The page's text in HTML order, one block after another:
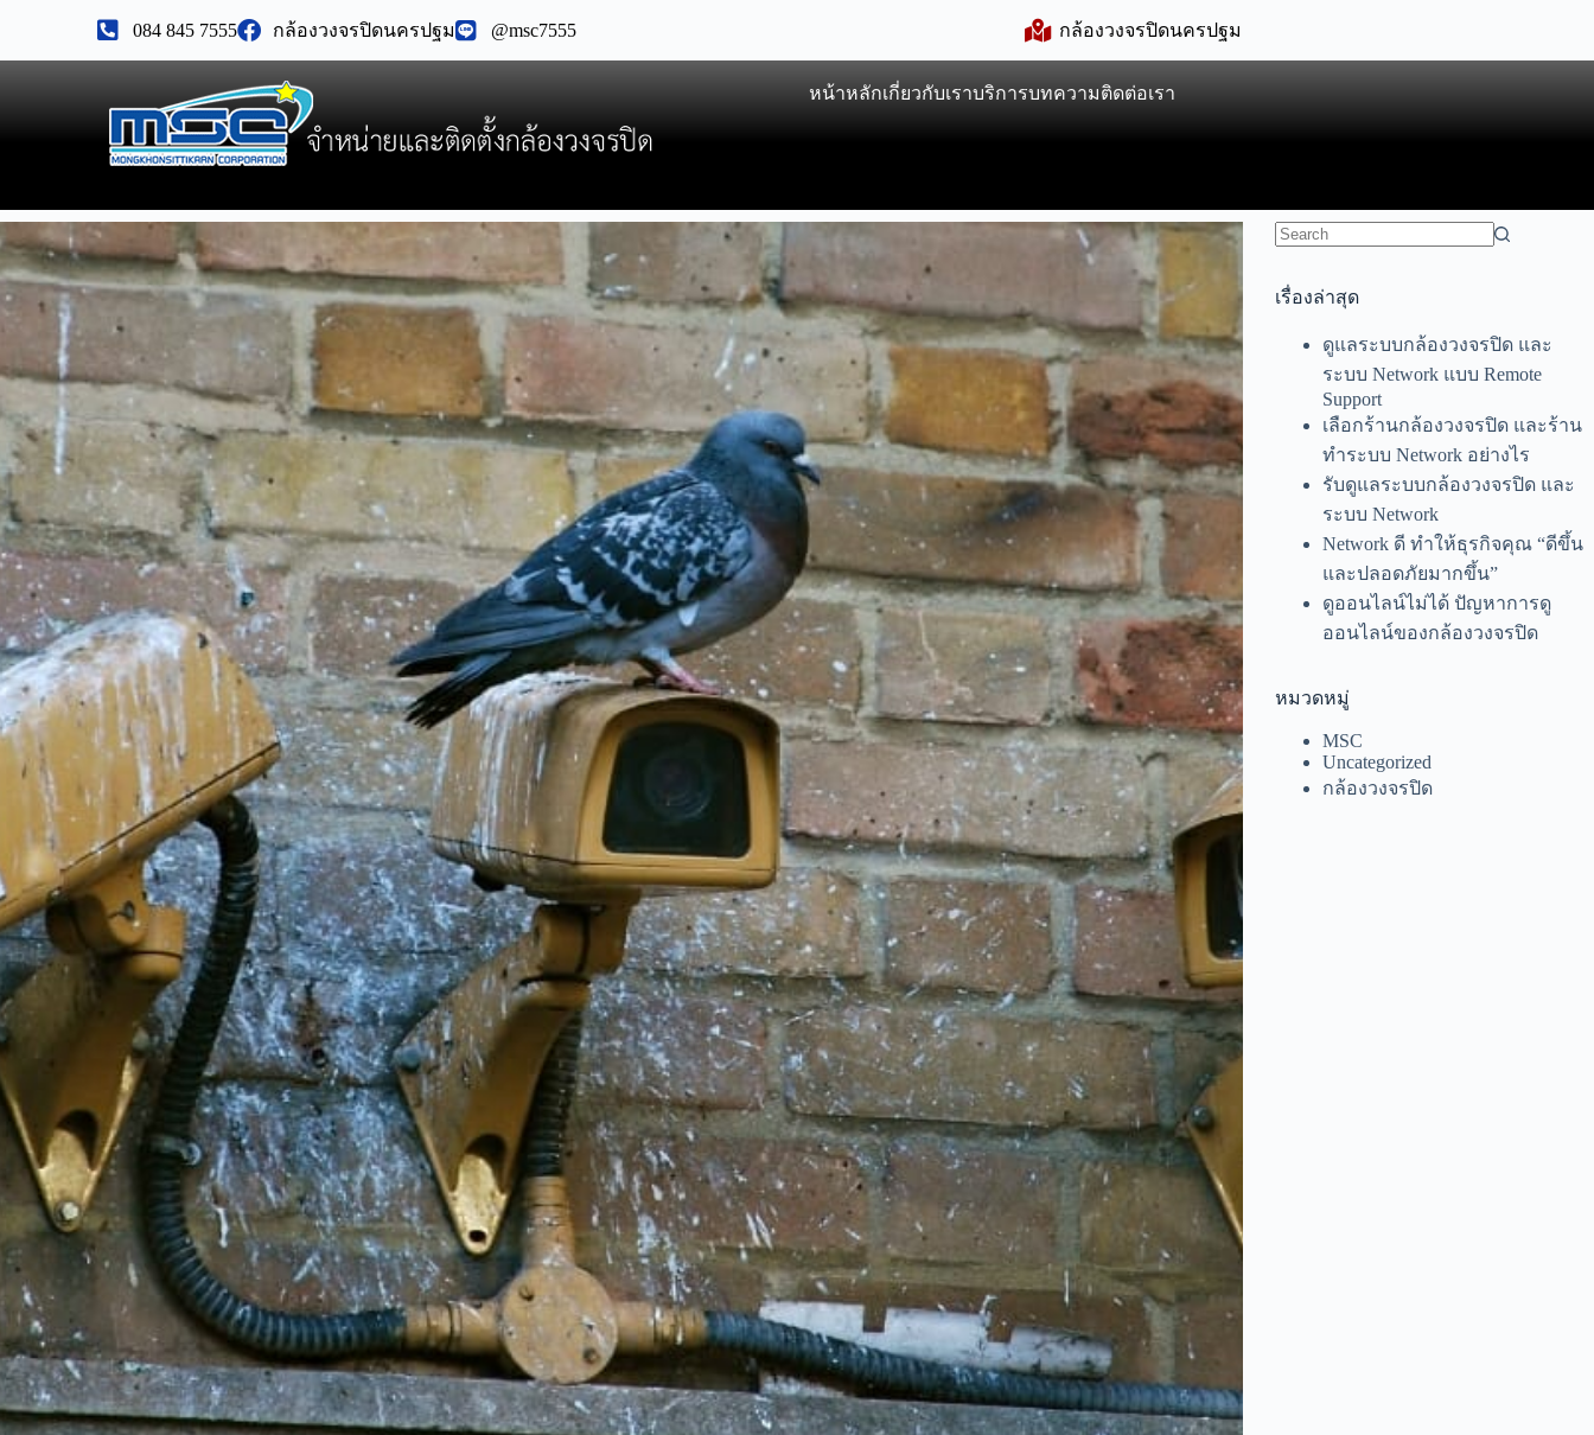
084 845 7555 กล้องวงจรปิดนครปฐม @msc7555 กล้องวงจรปิดนครปฐม
หน้าหลักเกี่ยวกับเราบริการบทความติดต่อเรา
เรื่องล่าสุด
ดูแลระบบกล้องวงจรปิด และ
ระบบ Network แบบ Remote
Support
เลือกร้านกล้องวงจรปิด และร้าน
ทำระบบ Network อย่างไร
รับดูแลระบบกล้องวงจรปิด และ
ระบบ Network
Network ดี ทำให้ธุรกิจคุณ “ดีขึ้น
และปลอดภัยมากขึ้น”
ดูออนไลน์ไม่ได้ ปัญหาการดู
ออนไลน์ของกล้องวงจรปิด
หมวดหมู่
MSC
Uncategorized
กล้องวงจรปิด